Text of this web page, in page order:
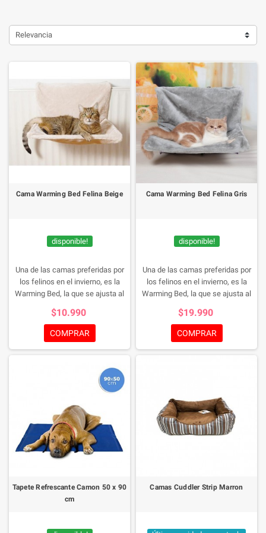
Relevancia
Cama Warming Bed Felina Beige
disponible!
Una de las camas preferidas por
los felinos en el invierno, es la
Warming Bed, la que se ajusta al
a tu mascota calor, una
maravillosa felpa que lo mantiene
suave y comodo, y la posibilidad
de estar en altura, uniendo tres
mas critico de los felinos.
$10.990
COMPRAR
Cama Warming Bed Felina Gris
disponible!
Una de las camas preferidas por
los felinos en el invierno, es la
Warming Bed, la que se ajusta al
a tu mascota calor, una
maravillosa felpa que lo mantiene
suave y comodo, y la posibilidad
de estar en altura, uniendo tres
$19.990
COMPRAR
Tapete Refrescante Camon 50 x 90
cm
Camas Cuddler Strip Marron